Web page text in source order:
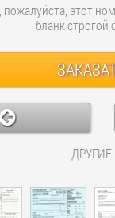
пожалуйста, этот
бланк строгой
ДРУГИЕ